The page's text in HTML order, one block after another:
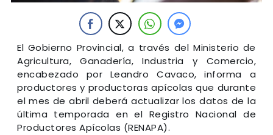
El Gobierno Provincial, a través del Ministerio de
Agricultura, Ganadería, Industria y Comercio,
encabezado por Leandro Cavaco, informa a
productores y productoras apícolas que durante
el mes de abril deberá actualizar los datos de la
última temporada en el Registro Nacional de
Productores Apícolas (RENAPA).